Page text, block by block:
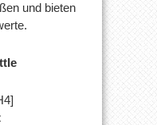
und bieten